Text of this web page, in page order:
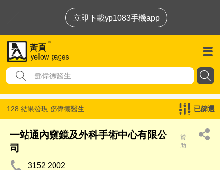
立即下載yp1083手機app
128 結果發現 鄧偉德醫生 已篩選
一站通內窺鏡及外科手術中心有限公
司
贊
助
3152 2002